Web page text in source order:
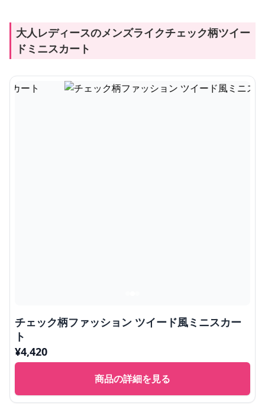
大人レディースのメンズライクチェック柄ツイー
ドミニスカート
チェック柄ファッション ツイード風ミニスカー
ト
¥4,420
商品の詳細を見る